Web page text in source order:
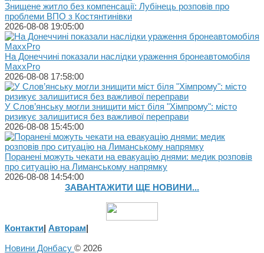
Знищене житло без компенсації: Лубінець розповів про
проблеми ВПО з Костянтинівки
2026-08-08 19:05:00
На Донеччині показали наслідки ураження бронеавтомобіля
MaxxPro
2026-08-08 17:58:00
У Слов’янську могли знищити міст біля "Хімпрому": місто
ризикує залишитися без важливої переправи
2026-08-08 15:45:00
Поранені можуть чекати на евакуацію днями: медик розповів
про ситуацію на Лиманському напрямку
2026-08-08 14:54:00
ЗАВАНТАЖИТИ ЩЕ НОВИНИ...
Контакти| Авторам|
Новини Донбасу © 2026